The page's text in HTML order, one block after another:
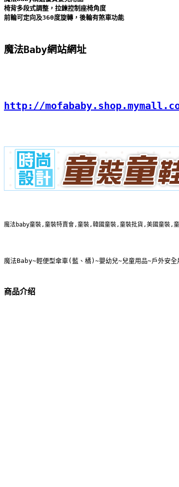
椅背多段式調整，拉鍊控制座椅角度
前輪可定向及360度旋轉，後輪有煞車功能
魔法Baby網站網址
http://
魔法baby童裝,童裝特賣會,童裝,韓國童裝,童裝批貨,美國童裝
魔法Baby~輕便型傘車(藍、橘)~嬰幼兒~兒童用品~戶外安全
商品介绍